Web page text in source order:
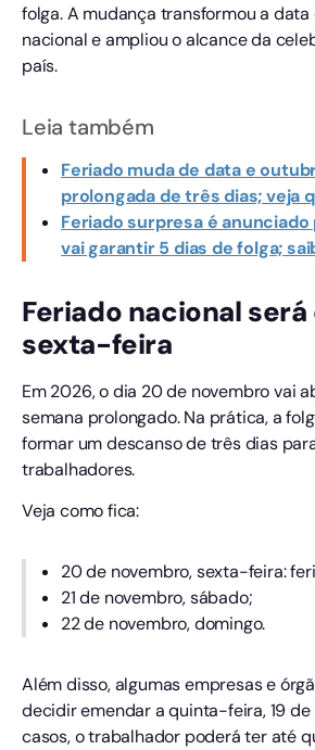
folga. A mudança transformou a
nacional e ampliou o alcance da
país.
Leia também
Feriado muda de data e
prolongada de três dias; veja
Feriado surpresa é anunciado
vai garantir 5 dias de folga;
Feriado nacional será
sexta-feira
Em 2026, o dia 20 de novembro vai
semana prolongado. Na prática, a
formar um descanso de três dias
trabalhadores.
Veja como fica:
20 de novembro, sexta-feira:
21 de novembro, sábado;
22 de novembro, domingo.
Além disso, algumas empresas e
decidir emendar a quinta-feira, 19 de
casos, o trabalhador poderá ter até